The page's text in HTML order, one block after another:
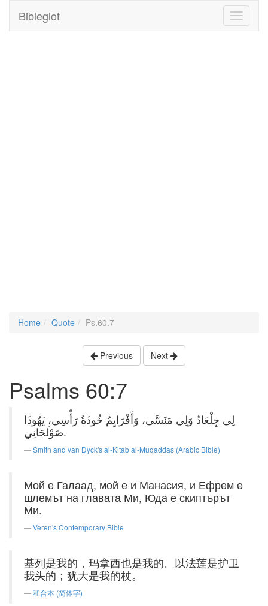
Toggle
Bibleglot
Home Quote Ps.60.7
Previous Next
Psalms 60:7
لِي جِلْعَادُ وَلِي مَنَسَّى، وَأَفْرَايِمُ خُوذَةُ رَأْسِي، يَهُوذَا
صَوْلَجَانِي.
Smith and van Dyck's al-Kitab al-Muqaddas (Arabic Bible)
Мой е Галаад, мой е и Манасия, и Ефрем е
шлемът на главата Ми, Юда е скиптърът
Ми.
Veren's Contemporary Bible
基列是我的，玛拿西也是我的。以法莲是护卫
我头的；犹大是我的杖。
和合本 (简体字)